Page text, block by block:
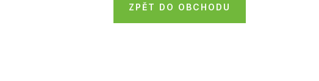
ZPĚT DO OBCHODU